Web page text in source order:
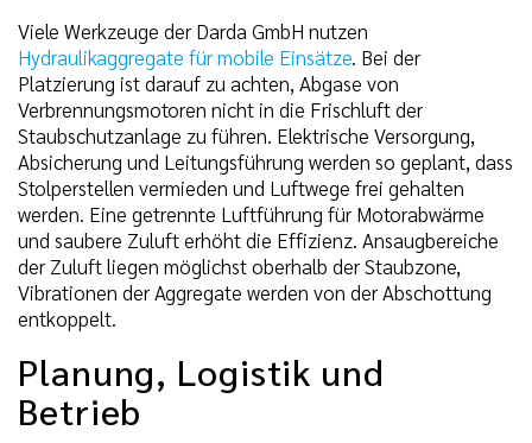
Viele Werkzeuge der Darda GmbH nutzen
Hydraulikaggregate für mobile Einsätze. Bei der
Platzierung ist darauf zu achten, Abgase von
Verbrennungsmotoren nicht in die Frischluft der
Staubschutzanlage zu führen. Elektrische Versorgung,
Absicherung und Leitungsführung werden so geplant, dass
Stolperstellen vermieden und Luftwege frei gehalten
werden. Eine getrennte Luftführung für Motorabwärme
und saubere Zuluft erhöht die Effizienz. Ansaugbereiche
der Zuluft liegen möglichst oberhalb der Staubzone,
Vibrationen der Aggregate werden von der Abschottung
entkoppelt.
Planung, Logistik und
Betrieb